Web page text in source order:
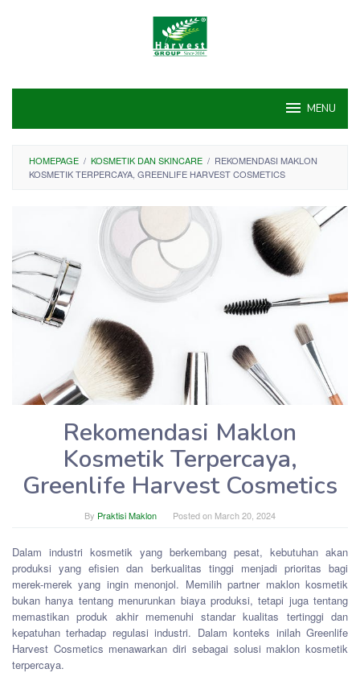
MENU
HOMEPAGE / KOSMETIK DAN SKINCARE / REKOMENDASI MAKLON
KOSMETIK TERPERCAYA, GREENLIFE HARVEST COSMETICS
Rekomendasi Maklon
Kosmetik Terpercaya,
Greenlife Harvest Cosmetics
By Praktisi Maklon Posted on March 20, 2024
Dalam industri kosmetik yang berkembang pesat, kebutuhan akan
produksi yang efisien dan berkualitas tinggi menjadi prioritas bagi
merek-merek yang ingin menonjol. Memilih partner maklon kosmetik
bukan hanya tentang menurunkan biaya produksi, tetapi juga tentang
memastikan produk akhir memenuhi standar kualitas tertinggi dan
kepatuhan terhadap regulasi industri. Dalam konteks inilah Greenlife
Harvest Cosmetics menawarkan diri sebagai solusi maklon kosmetik
terpercaya.